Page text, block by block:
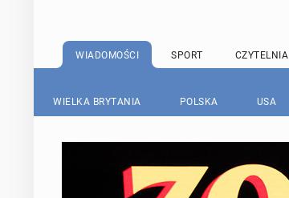
WIADOMOŚCI SPORT CZYTELNIA
WIELKA BRYTANIA POLSKA USA